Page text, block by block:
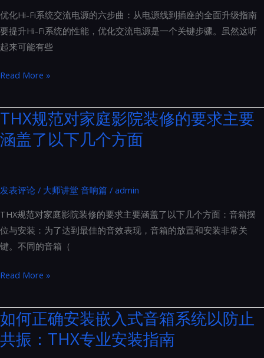
声
音
都
不
的
隔
音
优化Hi-Fi系统交流电源的六步曲：从电源线到插座的全面升级指南
要提升Hi-Fi系统的性能，优化交流电源是一个关键步骤。虽然这听
起来可能有些
优
Hi-
Fi
系
流
源
的
六
曲：
电
源
线
Read More »
THX规范对家庭影院装修的要求主要
涵盖了以下几个方面
发表评论 / 大师讲堂 音响篇 / admin
THX规范对家庭影院装修的要求主要涵盖了以下几个方面：音箱摆
位与安装：为了达到最佳的音效表现，音箱的放置和安装非常关
键。不同的音箱（
THX
范
对
家
Read More »
如何正确安装嵌入式音箱系统以防止
共振：THX专业安装指南